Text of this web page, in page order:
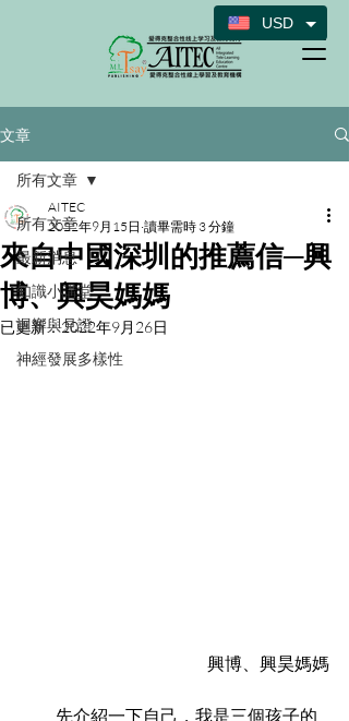
文章
所有文章
最新消息
知識小講堂
迴響與見證
神經發展多樣性
所有文章
來自中國深圳的推薦信─興
博、興昊媽媽
AITEC
2022年9月15日 讀畢需時 3 分鐘
已更新：2022年9月26日
興博、興昊媽媽
USD